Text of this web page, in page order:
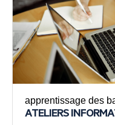
apprentissage des
ATELIERS